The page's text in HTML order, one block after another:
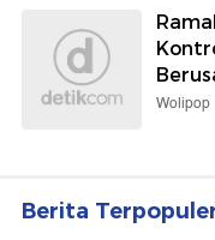
Wolipop
Berita